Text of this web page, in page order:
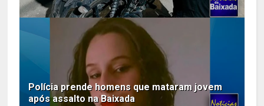
Polícia prende homens que mataram jovem
após assalto na Baixada